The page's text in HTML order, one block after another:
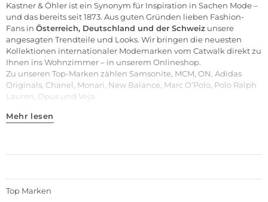
Kastner & Öhler ist ein Synonym für Inspiration in Sachen Mode –
und das bereits seit 1873. Aus guten Gründen lieben Fashion-
Fans in Österreich, Deutschland und der Schweiz unsere
angesagten Trendteile und Looks. Wir bringen die neuesten
Kollektionen internationaler Modemarken vom Catwalk direkt zu
Ihnen ins Wohnzimmer – in unserem Onlineshop.
Zu unseren Top-Marken zählen Samsonite, MCM, ON, Adidas
Originals, Chanel, Monari, New Balance, Marc O’Polo, Polo Ralph
Lauren, Opus und Veja.
Mehr lesen
Top Marken